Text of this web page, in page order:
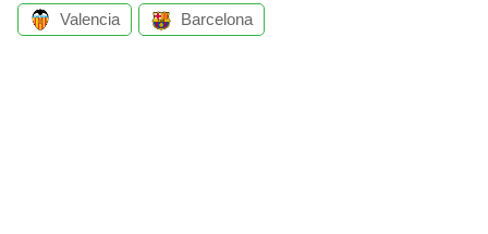
Valencia Barcelona